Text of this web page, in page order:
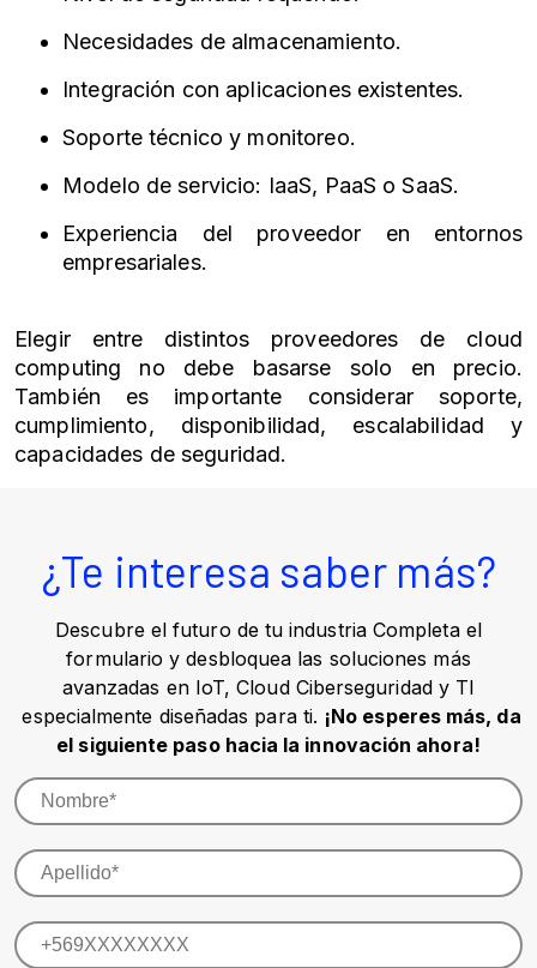
Necesidades de almacenamiento.
Integración con aplicaciones existentes.
Soporte técnico y monitoreo.
Modelo de servicio: IaaS, PaaS o SaaS.
Experiencia del proveedor en entornos
empresariales.
Elegir entre distintos proveedores de cloud
computing no debe basarse solo en precio.
También es importante considerar soporte,
cumplimiento, disponibilidad, escalabilidad y
capacidades de seguridad.
¿Te interesa saber más?
Descubre el futuro de tu industria Completa el
formulario y desbloquea las soluciones más
avanzadas en IoT, Cloud Ciberseguridad y TI
especialmente diseñadas para ti. ¡No esperes más, da
el siguiente paso hacia la innovación ahora!